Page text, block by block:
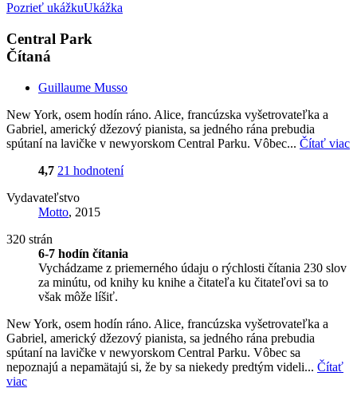
Pozrieť ukážkuUkážka
Central Park
Čítaná
Guillaume Musso
New York, osem hodín ráno. Alice, francúzska vyšetrovateľka a
Gabriel, americký džezový pianista, sa jedného rána prebudia
spútaní na lavičke v newyorskom Central Parku. Vôbec... Čítať viac
4,7 21 hodnotení
Vydavateľstvo
Motto, 2015
320 strán
6-7 hodín čítania
Vychádzame z priemerného údaju o rýchlosti čítania 230 slov
za minútu, od knihy ku knihe a čitateľa ku čitateľovi sa to
však môže líšiť.
New York, osem hodín ráno. Alice, francúzska vyšetrovateľka a
Gabriel, americký džezový pianista, sa jedného rána prebudia
spútaní na lavičke v newyorskom Central Parku. Vôbec sa
nepoznajú a nepamätajú si, že by sa niekedy predtým videli... Čítať
viac